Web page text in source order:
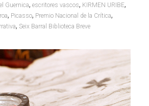
el Guernica, escritores vascos, KIRMEN URIBE,
, Picasso, Premio Nacional de la Crítica,
, Seix Barral Biblioteca Breve